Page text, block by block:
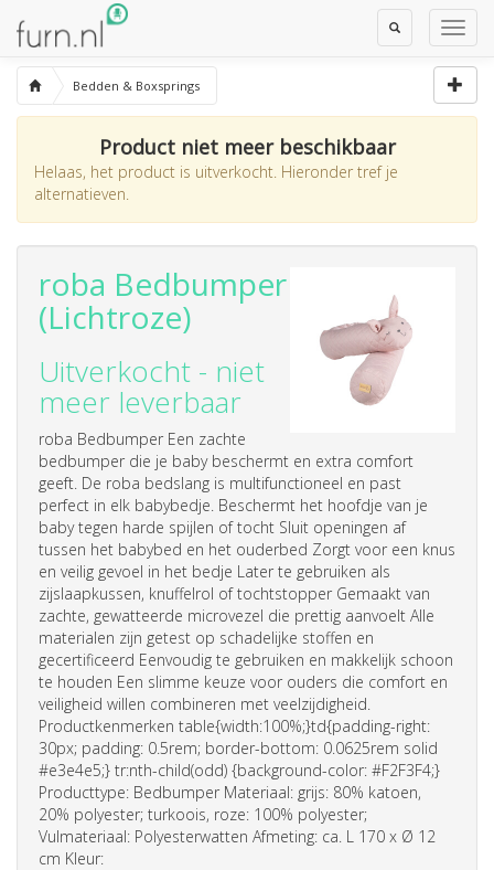
Toggle
Search
Bedden & Boxsprings
Product niet meer beschikbaar
Helaas, het product is uitverkocht. Hieronder tref je
alternatieven.
roba Bedbumper
(Lichtroze)
Uitverkocht - niet
meer leverbaar
roba Bedbumper Een zachte
bedbumper die je baby beschermt en extra comfort
geeft. De roba bedslang is multifunctioneel en past
perfect in elk babybedje. Beschermt het hoofdje van je
baby tegen harde spijlen of tocht Sluit openingen af
tussen het babybed en het ouderbed Zorgt voor een knus
en veilig gevoel in het bedje Later te gebruiken als
zijslaapkussen, knuffelrol of tochtstopper Gemaakt van
zachte, gewatteerde microvezel die prettig aanvoelt Alle
materialen zijn getest op schadelijke stoffen en
gecertificeerd Eenvoudig te gebruiken en makkelijk schoon
te houden Een slimme keuze voor ouders die comfort en
veiligheid willen combineren met veelzijdigheid.
Productkenmerken table{width:100%;}td{padding-right:
30px; padding: 0.5rem; border-bottom: 0.0625rem solid
#e3e4e5;} tr:nth-child(odd) {background-color: #F2F3F4;}
Producttype: Bedbumper Materiaal: grijs: 80% katoen,
20% polyester; turkoois, roze: 100% polyester;
Vulmateriaal: Polyesterwatten Afmeting: ca. L 170 x Ø 12
cm Kleur: